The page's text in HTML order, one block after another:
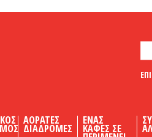
ΑΟΡΑΤΕΣ
ΔΙΑΔΡΟΜΕΣ
ΕΝΑΣ
ΚΑΦΕΣ ΣΕ